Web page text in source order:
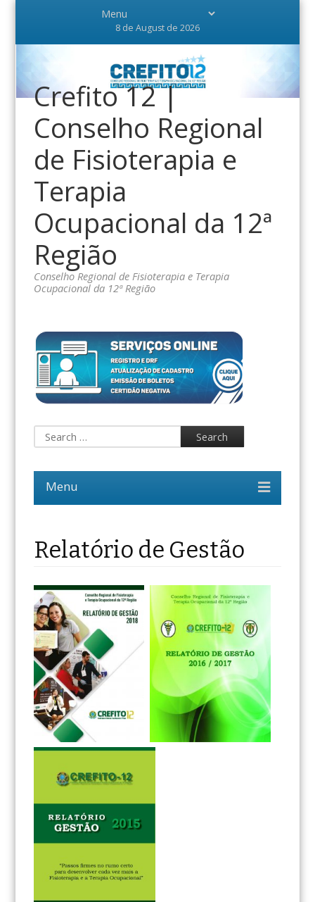
8 de August de 2026
Crefito 12 |
Conselho Regional
de Fisioterapia e
Terapia
Ocupacional da 12ª
Região
Conselho Regional de Fisioterapia e Terapia
Ocupacional da 12ª Região
Relatório de Gestão